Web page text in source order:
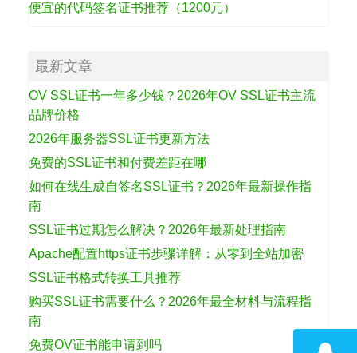
便宜的代码签名证书推荐（1200元）
最新文章
OV SSL证书一年多少钱？2026年OV SSL证书主流
品牌价格
2026年服务器SSL证书更新方法
免费的SSL证书和付费差距在哪
如何在线生成自签名SSL证书？2026年最新操作指
南
SSL证书过期怎么解决？2026年最新处理指南
Apache配置https证书步骤详解：从零到全站加密
SSL证书格式转换工具推荐
购买SSL证书需要什么？2026年最全材料与流程指
南
免费OV证书能申请到吗